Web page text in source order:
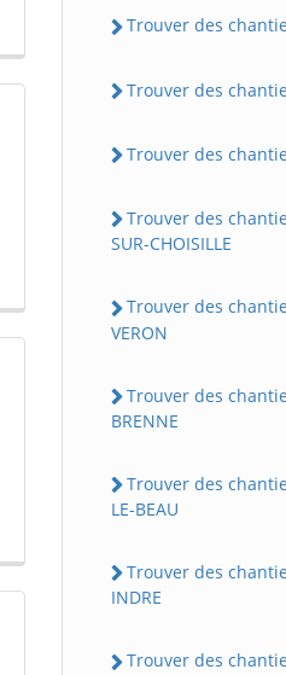
Trouver des
Trouver des
Trouver des
Trouver des
SUR-CHOISILLE
Trouver des
VERON
Trouver des
BRENNE
Trouver des
LE-BEAU
Trouver des
INDRE
Trouver des